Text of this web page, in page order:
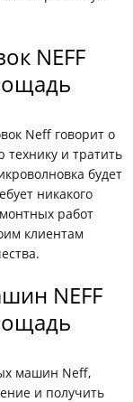
NEFF
Neff говорит о
и тратить
будет
никакого
работ
клиентам
NEFF
машин Neff,
и получить